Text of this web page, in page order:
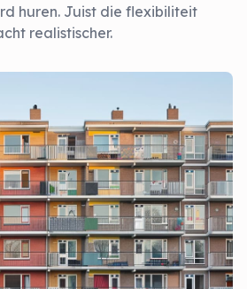
huren. Juist die flexibiliteit
realistischer.